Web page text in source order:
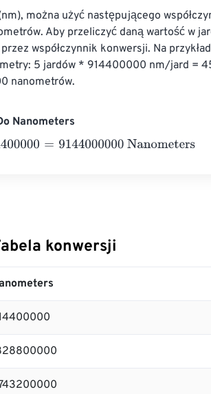
można użyć następującego
Aby przeliczyć daną wartość w
współczynnik konwersji. Na
5 jardów * 914400000 nm/jard =
nanometrów.
Nanometers
=9144000000 Nanometers
konwersji